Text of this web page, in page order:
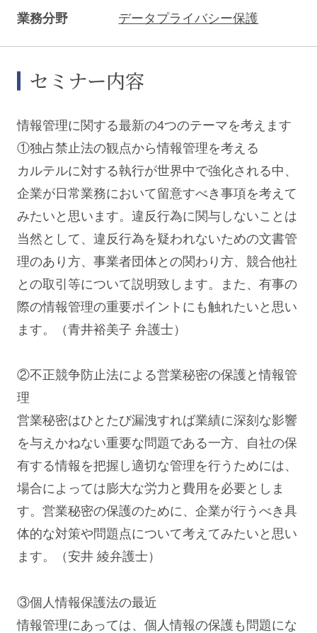
業務分野 データプライバシー保護
セミナー内容
情報管理に関する最新の4つのテーマを考えます
①独占禁止法の観点から情報管理を考える
カルテルに対する執行が世界中で強化される中、
企業が日常業務において留意すべき事項を考えて
みたいと思います。違反行為に関与しないことは
当然として、違反行為を疑われないための文書管
理のあり方、事業者団体との関わり方、競合他社
との取引等について説明致します。また、有事の
際の情報管理の重要ポイントにも触れたいと思い
ます。（青井裕美子 弁護士）
②不正競争防止法による営業秘密の保護と情報管
理
営業秘密はひとたび漏洩すれば業績に深刻な影響
を与えかねない重要な問題である一方、自社の保
有する情報を把握し適切な管理を行うためには、
場合によっては膨大な労力と費用を必要としま
す。営業秘密の保護のために、企業が行うべき具
体的な対策や問題点について考えてみたいと思い
ます。（安井 綾弁護士）
③個人情報保護法の最近
情報管理にあっては、個人情報の保護も問題にな